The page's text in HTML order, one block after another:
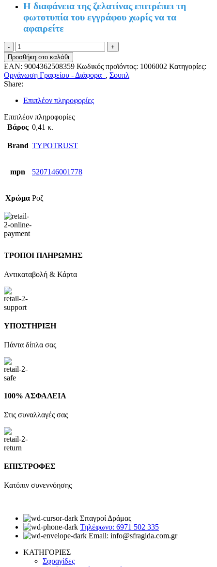
Η διαφάνεια της ζελατίνας επιτρέπει τη
φωτοτυπία του εγγράφου χωρίς να τα
αφαιρείτε
ΣΟΥΠΛ
60Φ
Α4
ΤΥΠΟΤΡΑΣΤ
ΚΟΚΚΙΝΟ
ποσότητα
Προσθήκη στο καλάθι
EAN: 9004362508359 Κωδικός προϊόντος: 1006002 Κατηγορίες:
Οργάνωση Γραφείου - Διάφορα , Σουπλ
Share:
Επιπλέον πληροφορίες
Επιπλέον πληροφορίες
Βάρος 0,41 κ.
Brand TYPOTRUST
mpn 5207146001778
Χρώμα Ροζ
ΤΡΟΠΟΙ ΠΛΗΡΩΜΗΣ
Αντικαταβολή & Κάρτα
ΥΠΟΣΤΗΡΙΞΗ
Πάντα δίπλα σας
100% ΑΣΦΑΛΕΙΑ
Στις συναλλαγές σας
ΕΠΙΣΤΡΟΦΕΣ
Κατόπιν συνεννόησης
Σιταγροί Δράμας
Τηλέφωνο: 6971 502 335
Email: info@sfragida.com.gr
ΚΑΤΗΓΟΡΙΕΣ
Σφραγίδες